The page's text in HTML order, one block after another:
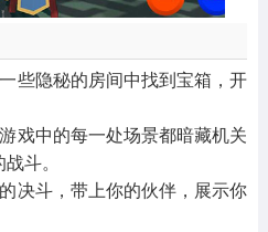
些隐秘的房间中找到宝箱，开
戏中的每一处场景都暗藏机关
斗。
决斗，带上你的伙伴，展示你